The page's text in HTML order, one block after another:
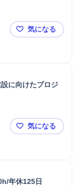
【土木エン
気になる
に向けたプロジ
【プロジェ
気になる
年休125日